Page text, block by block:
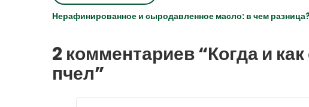
Нерафинированное и сыродавленное масло: в чем
2 комментариев “Когда и
пчел”